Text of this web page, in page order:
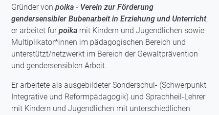
Gründer von poika - Verein zur Förderung
gendersensibler Bubenarbeit in Erziehung und Unterricht,
er arbeitet fürpoika mit Kindern und Jugendlichen sowie
Multiplikator*innen im pädagogischen Bereich und
unterstützt/netzwerkt im Bereich der Gewaltprävention
und gendersensiblen Arbeit.
Er arbeitete als ausgebildeter Sonderschul- (Schwerpunkt
Integrative und Reformpädagogik) und Sprachheil-Lehrer
mit Kindern und Jugendlichen mit unterschiedlichen